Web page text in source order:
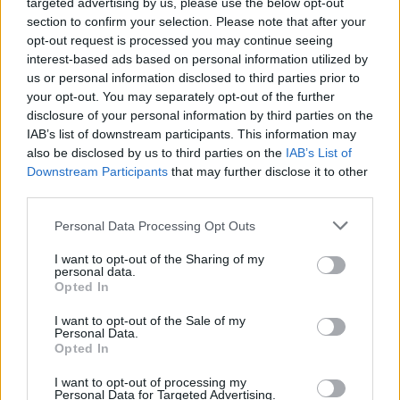
section to confirm your selection. Please note that after your
opt-out request is processed you may continue seeing
interest-based ads based on personal information utilized by
us or personal information disclosed to third parties prior to
your opt-out. You may separately opt-out of the further
disclosure of your personal information by third parties on the
IAB’s list of downstream participants. This information may
also be disclosed by us to third parties on the IAB’s List of
Downstream Participants that may further disclose it to other
Personal Data Processing Opt Outs
I want to opt-out of the Sharing of my
personal data.
Opted In
I want to opt-out of the Sale of my
Personal Data.
Opted In
I want to opt-out of processing my
Personal Data for Targeted Advertising.
news
RELATED ARTICLES MORE FROM AUTHOR
Sieste après 65 ans : la
clé pour préserver votre
cerveau ou le mettre en
Ménopause et
Ménopause précoce : le
risque accru
Popular Posts